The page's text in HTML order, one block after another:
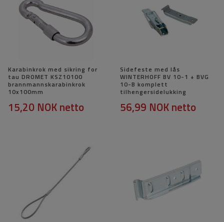
Karabinkrok med sikring for
tau DROMET KSZ10100
brannmannskarabinkrok
10x100mm
15,20 NOKnetto
Sidefeste med lås
WINTERHOFF BV 10-1 + BVG
10-B komplett
tilhengersidelukking
56,99 NOKnetto